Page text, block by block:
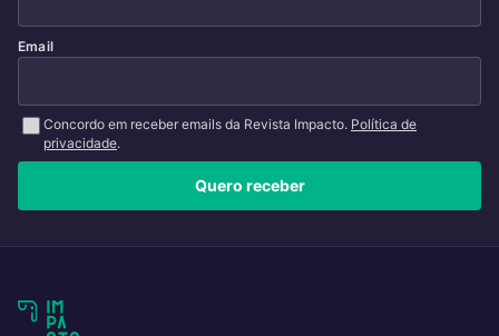
Email
Concordo em receber emails da Revista Impacto. Política de
privacidade.
Quero receber